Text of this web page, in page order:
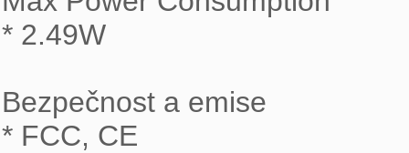
* 2.49W
Bezpečnost a emise
* FCC, CE